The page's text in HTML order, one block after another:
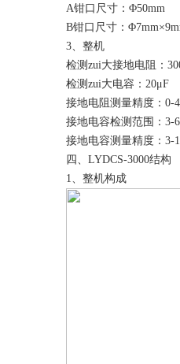
A钳口尺寸：Φ50mm
B钳口尺寸：
3、整机
检测zui大接地电阻：
检测zui大电容：20μF
接地电阻测量精度：0-
接地电容检测范围：3-
接地电容测量精度：3-
四、LYDCS-3000结构
1、整机构成